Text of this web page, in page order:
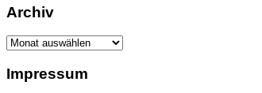
Archiv
Archiv
Impressum